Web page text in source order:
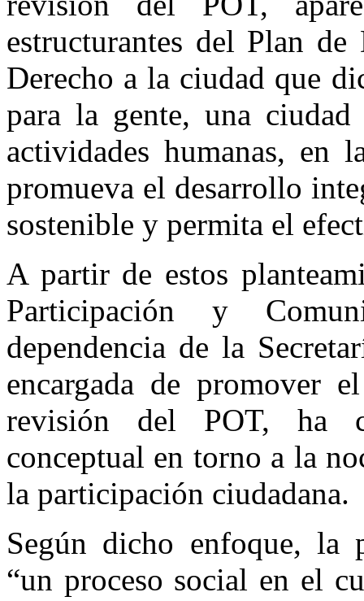
estructurantes del Plan
Derecho a la ciudad que
para la gente, una
actividades humanas, en
promueva el desarrollo
sostenible y permita el
A partir de estos
Participación y
dependencia de la S
encargada de promover
revisión del POT, ha
conceptual en torno a la
la participación ciudadana.
Según dicho enfoque, la
“un proceso social en el